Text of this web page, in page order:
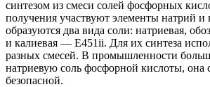
синтезом из смеси солей фосфорных
получения участвуют элементы натрий и
образуются два вида соли: натриевая,
и калиевая — E451ii. Для их синтеза
разных смесей. В промышленности
натриевую соль фосфорной кислоты, она
безопасной.